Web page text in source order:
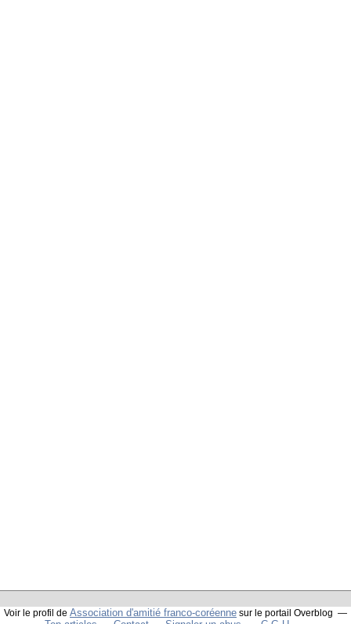
Voir le profil de Association d'amitié franco-coréenne sur le portail Overblog